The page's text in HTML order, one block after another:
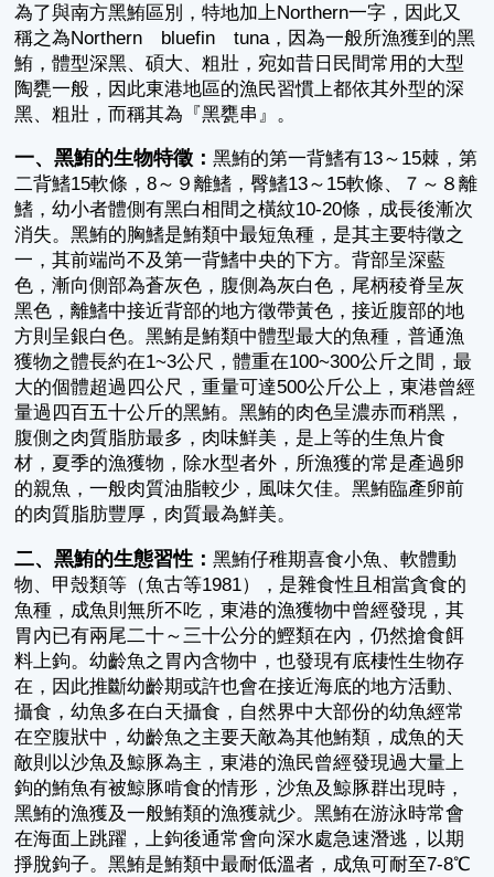
為了與南方黑鮪區別，特地加上Northern一字，因此又
稱之為Northern bluefin tuna，因為一般所漁獲到的黑
鮪，體型深黑、碩大、粗壯，宛如昔日民間常用的大型
陶甕一般，因此東港地區的漁民習慣上都依其外型的深
黑、粗壯，而稱其為『黑甕串』。
一、黑鮪的生物特徵：黑鮪的第一背鰭有13～15棘，第
二背鰭15軟條，8～９離鰭，臀鰭13～15軟條、７～８離
鰭，幼小者體側有黑白相間之橫紋10-20條，成長後漸次
消失。黑鮪的胸鰭是鮪類中最短魚種，是其主要特徵之
一，其前端尚不及第一背鰭中央的下方。背部呈深藍
色，漸向側部為蒼灰色，腹側為灰白色，尾柄稜脊呈灰
黑色，離鰭中接近背部的地方徵帶黃色，接近腹部的地
方則呈銀白色。黑鮪是鮪類中體型最大的魚種，普通漁
獲物之體長約在1~3公尺，體重在100~300公斤之間，最
大的個體超過四公尺，重量可達500公斤公上，東港曾經
量過四百五十公斤的黑鮪。黑鮪的肉色呈濃赤而稍黑，
腹側之肉質脂肪最多，肉味鮮美，是上等的生魚片食
材，夏季的漁獲物，除水型者外，所漁獲的常是產過卵
的親魚，一般肉質油脂較少，風味欠佳。黑鮪臨產卵前
的肉質脂肪豐厚，肉質最為鮮美。
二、黑鮪的生態習性：黑鮪仔稚期喜食小魚、軟體動
物、甲殼類等（魚古等1981），是雜食性且相當貪食的
魚種，成魚則無所不吃，東港的漁獲物中曾經發現，其
胃內已有兩尾二十～三十公分的鰹類在內，仍然搶食餌
料上鉤。幼齡魚之胃內含物中，也發現有底棲性生物存
在，因此推斷幼齡期或許也會在接近海底的地方活動、
攝食，幼魚多在白天攝食，自然界中大部份的幼魚經常
在空腹狀中，幼齡魚之主要天敵為其他鮪類，成魚的天
敵則以沙魚及鯨豚為主，東港的漁民曾經發現過大量上
鉤的鮪魚有被鯨豚啃食的情形，沙魚及鯨豚群出現時，
黑鮪的漁獲及一般鮪類的漁獲就少。黑鮪在游泳時常會
在海面上跳躍，上鉤後通常會向深水處急速潛逃，以期
掙脫鉤子。黑鮪是鮪類中最耐低溫者，成魚可耐至7-8℃